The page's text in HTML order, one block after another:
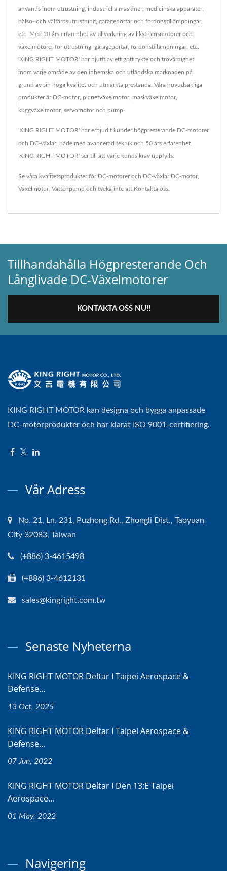
används inom utrustning, industriella maskiner, medicinska apparater,
hälso- och välfärdsutrustning, garageportar och fordonstillämpningar,
etc. Med 50 års erfarenhet av tillverkning av likströmsmotorer och
växelmotorer för utrustning, garageportar, fordonstillämpningar, etc.
'KING RIGHT MOTOR' har njutit av ett gott rykte och trovärdighet
inom varje område av den inhemska och utländska marknaden på
grund av sin höga kvalitet och utmärkta prestanda. Våra huvudsakliga
produkter är DC-motor, planetväxelmotor, maskväxelmotor,
kuggväxelmotor, servomotor och pump.
'KING RIGHT MOTOR' har erbjudit kunder högpresterande DC-motorer
och DC-växlar, både med avancerad teknik och 50 års erfarenhet.
'KING RIGHT MOTOR' ser till att varje kunds krav uppfylls.
Se våra kvalitetsprodukter för DC-motorer och DC-växlar DC-motor,
Växelmotor, Vattenpump och tveka inte att Kontakta oss
Tillhandahålla Högpresterande Och
Långlivade DC-Växelmotorer
KONTAKTA OSS NU!!
KING RIGHT MOTOR kan designa och bygga anpassade
DC-motorprodukter och har klarat ISO 9001-certifiering.
Vår Adress
No. 21, Ln. 231, Puzhong Rd., Zhongli Dist., Taoyuan
City 32083, Taiwan
(+886) 3-4615498
(+886) 3-4612131
sales@kingright.com.tw
Senaste Nyheterna
KING RIGHT MOTOR Deltar I Taipei Aerospace &
Defense...
13 Oct, 2025
KING RIGHT MOTOR Deltar I Taipei Aerospace &
Defense...
07 Jun, 2022
KING RIGHT MOTOR Deltar I Den 13:e Taipei
Aerospace...
01 May, 2022
Navigering